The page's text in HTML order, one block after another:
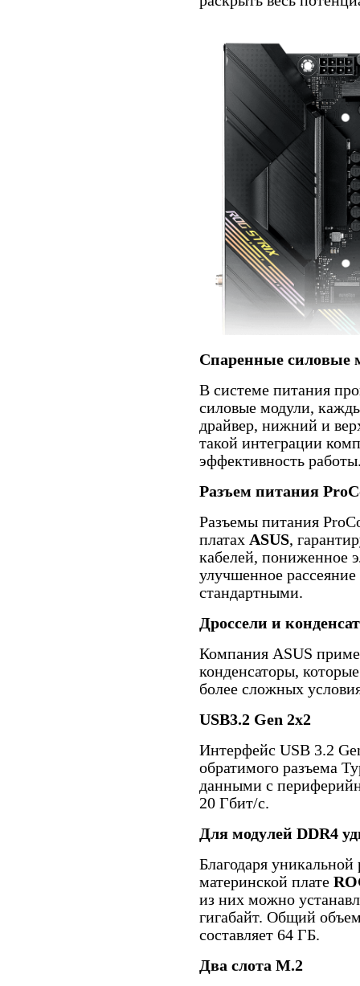
Спаренные силовые
В системе питания
силовые модули,
драйвер, нижний и
такой интеграции
эффективность
Разъем питания
Разъемы питания
платах ASUS,
кабелей, пониженное
улучшенное
стандартными.
Дроссели и
Компания ASUS
конденсаторы,
более сложных
USB3.2 Gen 2x2
Интерфейс USB 3.2
обратимого разъема
данными с
20 Гбит/с.
Для модулей DDR4
Благодаря уникальной
материнской плате
из них можно
гигабайт. Общий
составляет 64 ГБ.
Два слота M.2